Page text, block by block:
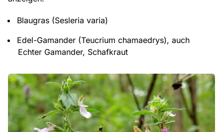
Blaugras (Sesleria varia)
Edel-Gamander (Teucrium chamaedrys), auch
Echter Gamander, Schafkraut